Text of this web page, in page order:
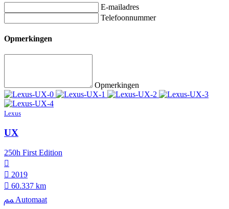
E-mailadres
Telefoonnummer
Opmerkingen
Opmerkingen
Lexus
UX
250h First Edition
2019
60.337 km
Automaat